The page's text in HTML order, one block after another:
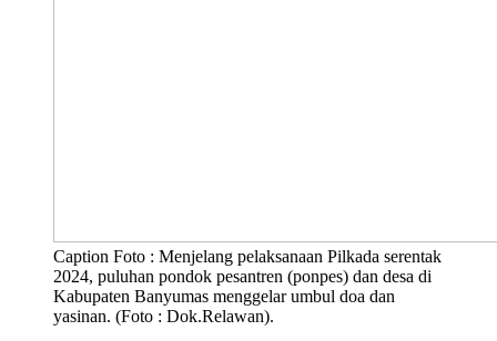
Caption Foto : Menjelang pelaksanaan Pilkada serentak
2024, puluhan pondok pesantren (ponpes) dan desa di
Kabupaten Banyumas menggelar umbul doa dan
yasinan. (Foto : Dok.Relawan).